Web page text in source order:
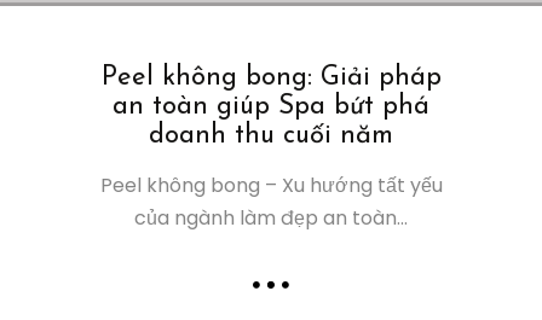
Peel không bong: Giải pháp
an toàn giúp Spa bứt phá
doanh thu cuối năm
Peel không bong – Xu hướng tất yếu
của ngành làm đẹp an toàn...